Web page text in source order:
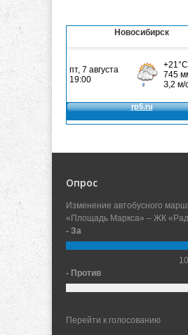
Новосибирск
Опрос
Изменение автобусного
«Площадь Маркса» – ЖК
- За
- Против
Перейти к голосованию